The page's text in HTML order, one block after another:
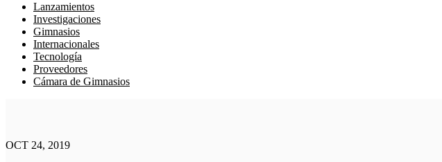
Lanzamientos
Investigaciones
Gimnasios
Internacionales
Tecnología
Proveedores
Cámara de Gimnasios
OCT 24, 2019